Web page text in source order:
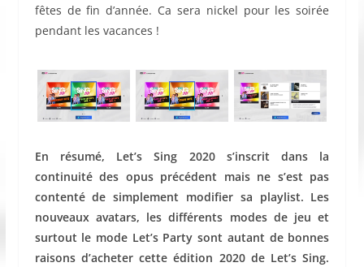
fêtes de fin d’année. Ca sera nickel pour les soirée
pendant les vacances !
En résumé, Let’s Sing 2020 s’inscrit dans la
continuité des opus précédent mais ne s’est pas
contenté de simplement modifier sa playlist. Les
nouveaux avatars, les différents modes de jeu et
surtout le mode Let’s Party sont autant de bonnes
raisons d’acheter cette édition 2020 de Let’s Sing.